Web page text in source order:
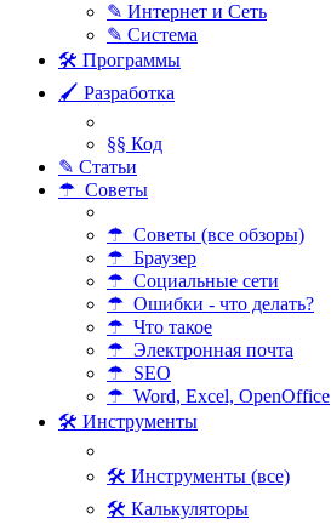
✎ Интернет и Сеть
✎ Система
🛠 Программы
🖌 Разработка
§§ Код
✎ Статьи
☂ Советы
☂ Советы (все обзоры)
☂ Браузер
☂ Социальные сети
☂ Ошибки - что делать?
☂ Что такое
☂ Электронная почта
☂ SEO
☂ Word, Excel, OpenOffice
🛠 Инструменты
🛠 Инструменты (все)
🛠 Калькуляторы